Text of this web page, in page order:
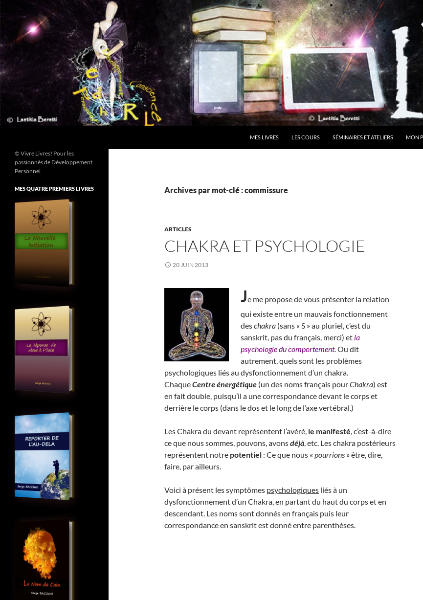
contenu
MES LIVRES LES COURS SÉMINAIRES ET ATELIERS MON
Archives par mot-clé : commissure
ARTICLES
CHAKRA ET PSYCHOLOGIE
20 JUIN 2013
Je me propose de vous présenter la relation
qui existe entre un mauvais fonctionnement
deschakra (sans « S » au pluriel, c’est du
sanskrit, pas du français, merci) etla
psychologie du comportement.Ou dit
autrement, quels sont les problèmes
psychologiques liés au dysfonctionnement d’un chakra.
ChaqueCentre énergétique (un des noms français pourChakra) est
en fait double, puisqu’il a une correspondance devant le corps et
derrière le corps (dans le dos et le long de l’axe vertébral.)
Les Chakra du devant représentent l’avéré, le manifesté, c’est-à-dire
ce que nous sommes, pouvons, avonsdéjà, etc. Les chakra postérieurs
représentent notre potentiel : Ce que nous « pourrions » être, dire,
faire, par ailleurs.
Voici à présent les symptômes psychologiques liés à un
dysfonctionnement d’un Chakra, en partant du haut du corps et en
descendant. Les noms sont donnés en français puis leur
correspondance en sanskrit est donné entre parenthèses.
© Vivre Livres! Pour les
passionnés de Développement
Personnel
MES QUATRE PREMIERS LIVRES